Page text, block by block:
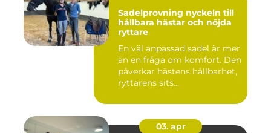
Sadelprovning nyckeln till
hållbara hästar och nöjda
ryttare
En väl anpassad sadel är mer
än en fråga om komfort. Den
påverkar hästens hållbarhet,
ryttarens sits...
03. apr